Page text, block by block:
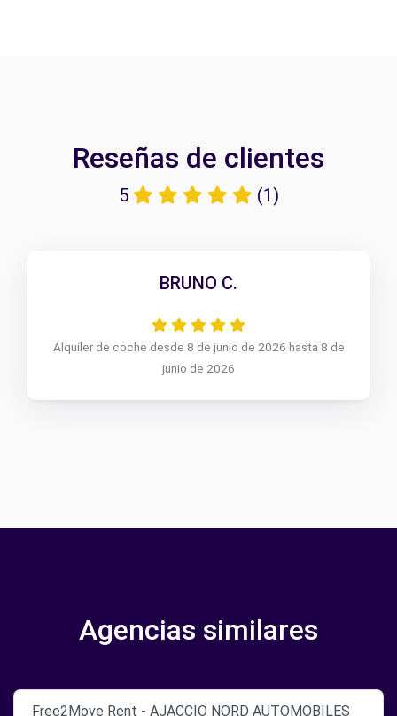
Reseñas de clientes
5 (1)
BRUNO C.
Alquiler de coche desde 8 de junio de 2026 hasta 8 de
junio de 2026
Agencias similares
Free2Move Rent - AJACCIO NORD AUTOMOBILES